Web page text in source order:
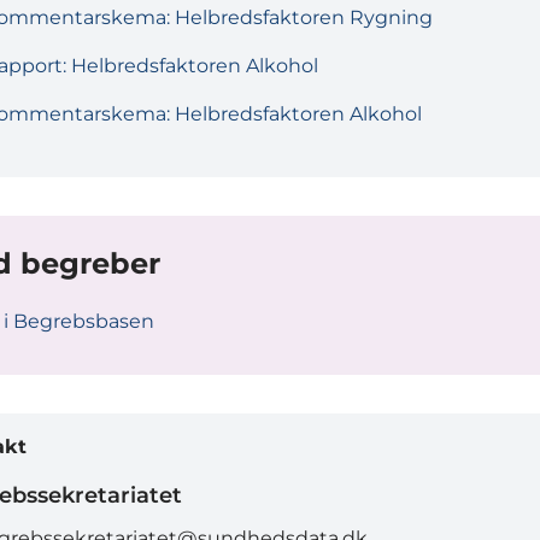
Helbredsfaktoren Rygning
Helbredsfaktoren Alkohol
Helbredsfaktoren Alkohol
begreber
i Begrebsbasen